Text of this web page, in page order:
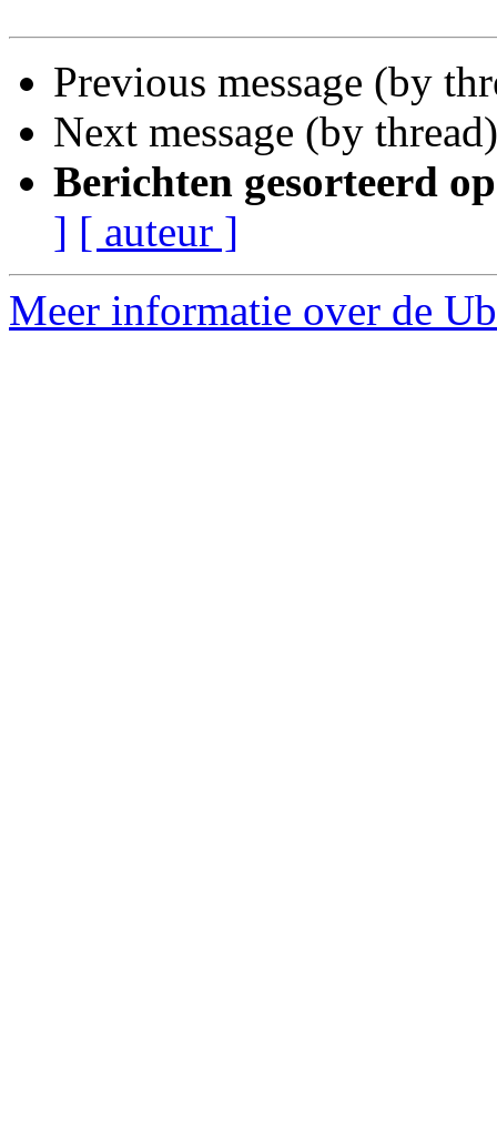
Previous message (by
Next message (by
Berichten gesorteerd
] [ auteur ]
Meer informatie over de